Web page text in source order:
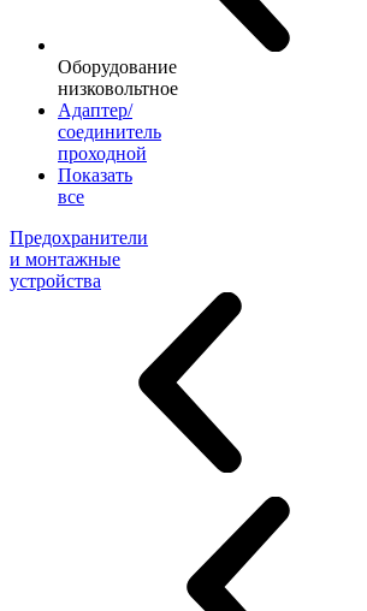
Оборудование
низковольтное
Адаптер/
соединитель
проходной
Показать
все
Предохранители
и монтажные
устройства